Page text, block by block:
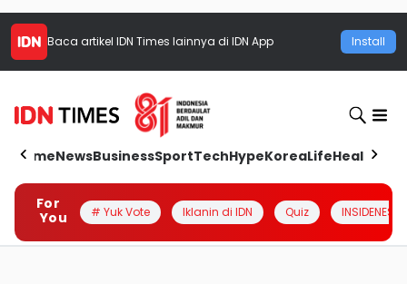
Baca artikel IDN Times lainnya di IDN App Install
HomeNewsBusinessSportTechHypeKoreaLifeHealth
For
You
# Yuk Vote Iklanin di IDN Quiz INSIDENESIA